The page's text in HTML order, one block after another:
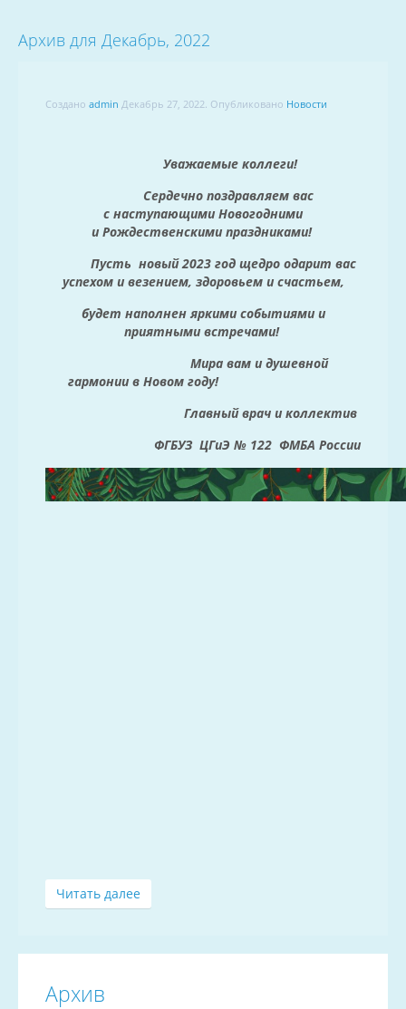
Архив для Декабрь, 2022
Создано admin Декабрь 27, 2022. Опубликовано Новости
Уважаемые коллеги!
Сердечно поздравляем вас
с наступающими Новогодними
и Рождественскими праздниками!
Пусть новый 2023 год щедроодарит вас
успехом и везением, здоровьем и счастьем,
будет наполнен яркими событиями и
приятными встречами!
Мира вам и душевной
гармонии в Новом году!
Главный врач и коллектив
ФГБУЗ ЦГиЭ № 122 ФМБА России
Читать далее
Архив